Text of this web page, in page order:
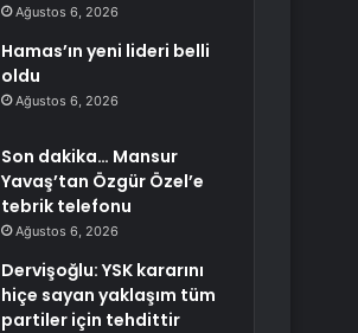
Ağustos 6, 2026
Hamas’ın yeni lideri belli
oldu
Ağustos 6, 2026
Son dakika… Mansur
Yavaş’tan Özgür Özel’e
tebrik telefonu
Ağustos 6, 2026
Dervişoğlu: YSK kararını
hiçe sayan yaklaşım tüm
partiler için tehdittir